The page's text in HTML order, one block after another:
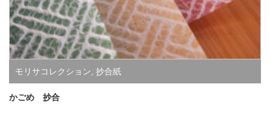
モリサコレクション, 抄合紙
かごめ 抄合